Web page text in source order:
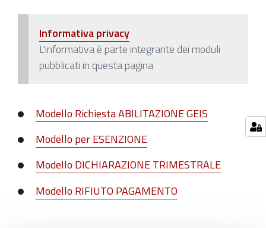
Informativa privacy
L'informativa è parte integrante dei moduli
pubblicati in questa pagina
Modello Richiesta ABILITAZIONE GEIS
Modello per ESENZIONE
Modello DICHIARAZIONE TRIMESTRALE
Modello RIFIUTO PAGAMENTO